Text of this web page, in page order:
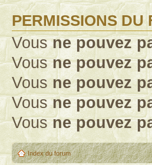
PERMISSIONS DU
Vousne pouvez
Vousne pouvez
Vousne pouvez
Vousne pouvez
Vousne pouvez
Index du forum